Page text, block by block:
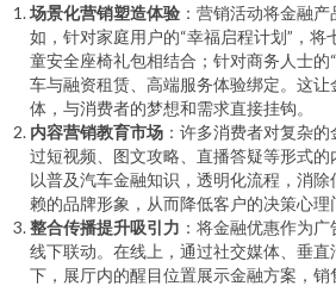
场景化营销塑造体验 ：营销活动将金融
如，针对家庭用户的“幸福启程计划”，
童安全座椅礼包相结合；针对商务人士的
车与融资租赁、高端服务体验绑定。这
体，与消费者的梦想和需求直接挂钩。
内容营销教育市场 ：许多消费者对复杂
过短视频、图文攻略、直播答疑等形式
以普及汽车金融知识，透明化流程，消
赖的品牌形象，从而降低客户的决策心理
整合传播提升吸引力 ：将金融优惠作为
线下联动。在线上，通过社交媒体、垂
下，展厅内的醒目位置展示金融方案，